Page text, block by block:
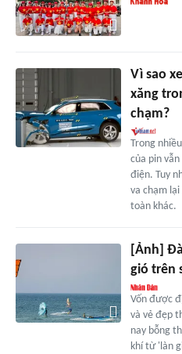
Vì sao
xăng
chạm?
Trong
của pin
điện. Tuy
va chạm
toàn khác.
[Ảnh]
gió trên
Vốn được
và vẻ đẹp
nay bỗng
khí từ 'làn